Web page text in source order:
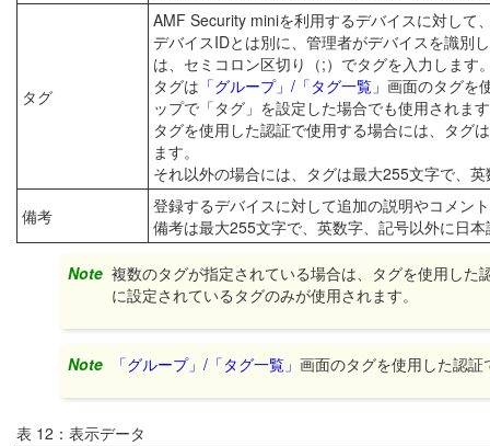
タグ
AMF Security miniを利用するデバイスに対して
デバイスIDとは別に、管理者がデバイスを識別
は、セミコロン区切り（;）でタグを入力します
タグは 「グループ」/「タグ一覧」 画面のタグを
ップで「タグ」を設定した場合でも使用されま
タグを使用した認証で使用する場合には、タグ
ます。
それ以外の場合には、タグは最大255文字で、
備考
登録するデバイスに対して追加の説明やコメン
備考は最大255文字で、英数字、記号以外に日
Note 複数のタグが指定されている場合は、タグを使用し
に設定されているタグのみが使用されます。
Note 「グループ」/「タグ一覧」画面のタグを使用した認
表 12：表示データ